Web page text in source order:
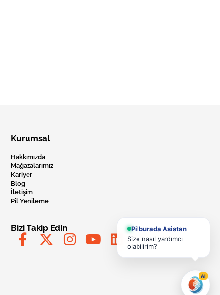
Kurumsal
Hakkımızda
Mağazalarımız
Kariyer
Blog
İletişim
Pil Yenileme
Bizi Takip Edin
Pilburada Asistan
Size nasıl yardımcı
olabilirim?
AI